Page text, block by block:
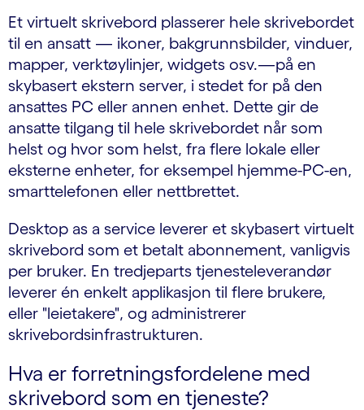
Et virtuelt skrivebord plasserer hele skrivebordet
til en ansatt — ikoner, bakgrunnsbilder, vinduer,
mapper, verktøylinjer, widgets osv.—på en
skybasert ekstern server, i stedet for på den
ansattes PC eller annen enhet. Dette gir de
ansatte tilgang til hele skrivebordet når som
helst og hvor som helst, fra flere lokale eller
eksterne enheter, for eksempel hjemme-PC-en,
smarttelefonen eller nettbrettet.
Desktop as a service leverer et skybasert virtuelt
skrivebord som et betalt abonnement, vanligvis
per bruker. En tredjeparts tjenesteleverandør
leverer én enkelt applikasjon til flere brukere,
eller "leietakere", og administrerer
skrivebordsinfrastrukturen.
Hva er forretningsfordelene med
skrivebord som en tjeneste?